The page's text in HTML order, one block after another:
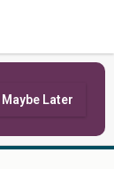
Maybe Later